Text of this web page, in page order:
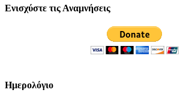
Ενισχύστε τις Αναμνήσεις
Ημερολόγιο